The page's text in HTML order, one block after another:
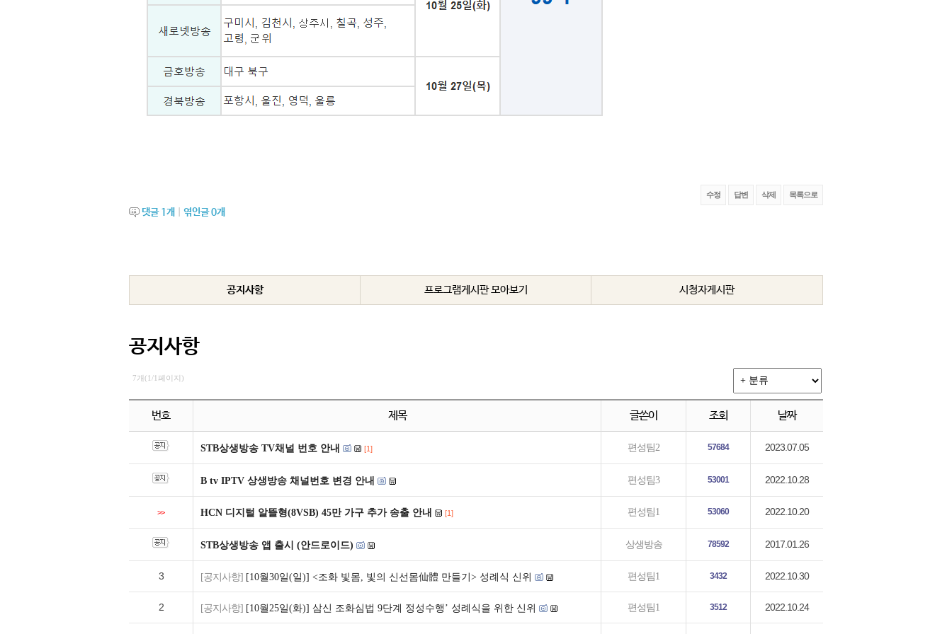
수정 답변 삭제 목록으로
댓글1 개 엮인글0개
공지사항 프로그램게시판 모아보기 시청자게시판
공지사항
7개(1/1페이지)
번호 제목 글쓴이 조회 날짜
STB상생방송 TV채널 번호 안내 [1] 편성팀2 57684 2023.07.05
B tv IPTV 상생방송 채널번호 변경 안내 편성팀3 53001 2022.10.28
>> HCN 디지털 알뜰형(8VSB) 45만 가구 추가 송출 안내 [1] 편성팀1 53060 2022.10.20
STB상생방송 앱 출시 (안드로이드) 상생방송 78592 2017.01.26
3 [공지사항] [10월30일(일)] <조화 빛몸, 빛의 신선몸仙體 만들기> 성례식 신위 편성팀1 3432 2022.10.30
2 [공지사항] [10월25일(화)] 삼신 조화심법 9단계 정성수행’ 성례식을 위한 신위 편성팀1 3512 2022.10.24